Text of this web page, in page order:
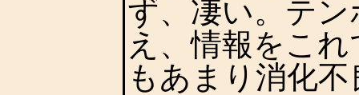
ず、凄い。テ
え、情報をこ
もあまり消化